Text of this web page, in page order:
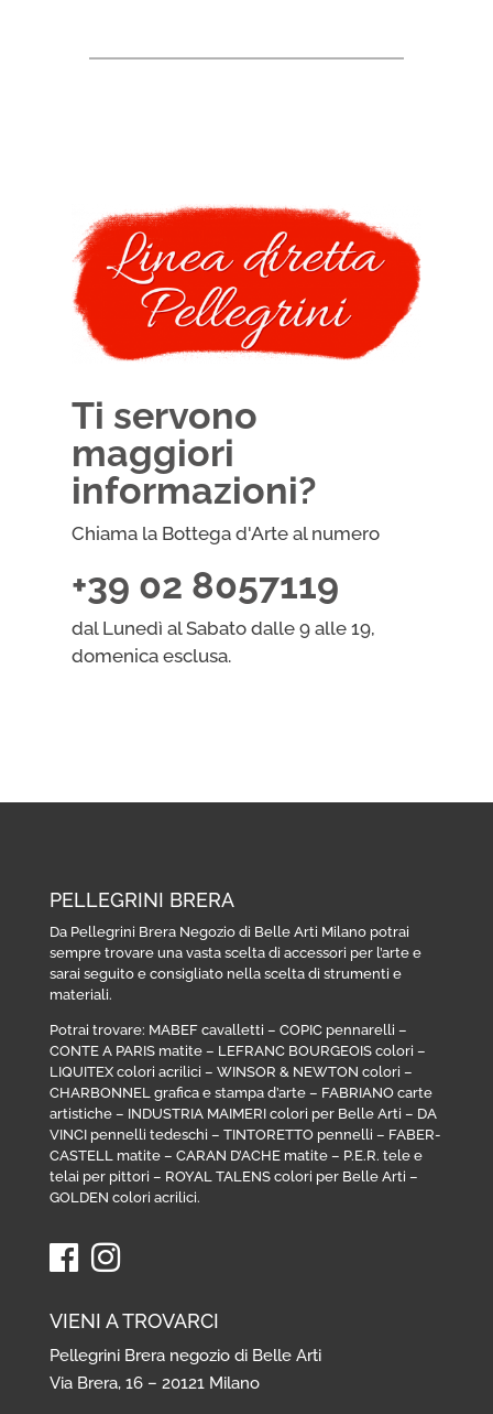
Ti servono
maggiori
informazioni?
Chiama la Bottega d'Arte al numero
+39 02 8057119
dal Lunedì al Sabato dalle 9 alle 19,
domenica esclusa.
PELLEGRINI BRERA
Da Pellegrini Brera Negozio di Belle Arti Milano potrai
sempre trovare una vasta scelta di accessori per l’arte e
sarai seguito e consigliato nella scelta di strumenti e
materiali.
Potrai trovare: MABEF cavalletti – COPIC pennarelli –
CONTE A PARIS matite– LEFRANC BOURGEOIS colori –
LIQUITEX colori acrilici – WINSOR & NEWTON colori –
CHARBONNEL grafica e stampa d’arte– FABRIANO carte
artistiche– INDUSTRIA MAIMERI colori per Belle Arti – DA
VINCI pennelli tedeschi – TINTORETTO pennelli – FABER-
CASTELL matite– CARAN D’ACHE matite– P.E.R. tele e
telai per pittori – ROYAL TALENS colori per Belle Arti –
GOLDEN colori acrilici.
VIENI A TROVARCI
Pellegrini Brera negozio di Belle Arti
Via Brera, 16 – 20121 Milano